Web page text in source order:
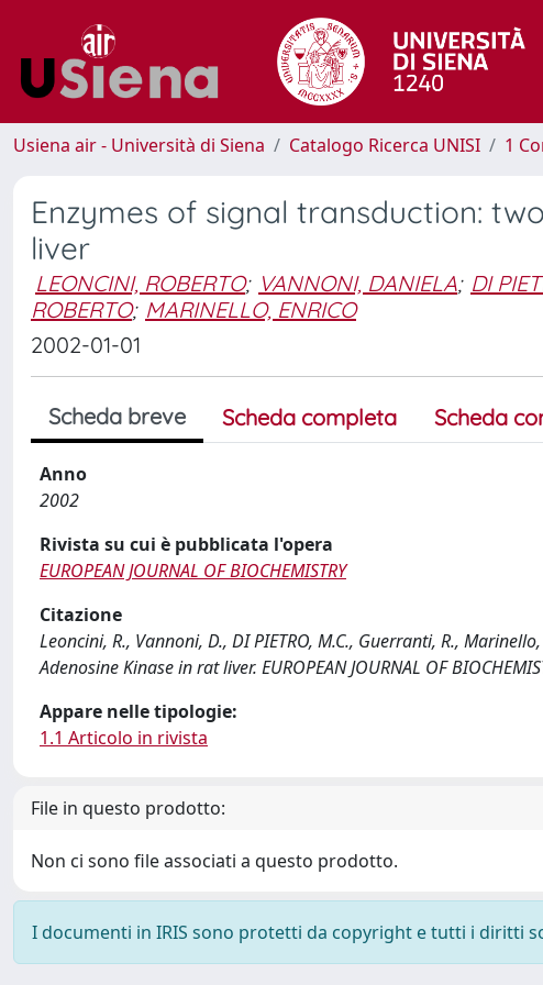
Usiena air - Università di Siena Catalogo Ricerca UNISI 1
Enzymes of signal transduction:
liver
LEONCINI, ROBERTO; VANNONI, DANIELA; DI
ROBERTO; MARINELLO, ENRICO
2002-01-01
Scheda breve Scheda completa Scheda
Anno
2002
Rivista su cui è pubblicata l'opera
EUROPEAN JOURNAL OF BIOCHEMISTRY
Citazione
Leoncini, R., Vannoni, D., DI PIETRO, M.C., Guerranti, R.,
Adenosine Kinase in rat liver. EUROPEAN JOURNAL OF
Appare nelle tipologie:
1.1 Articolo in rivista
File in questo prodotto:
Non ci sono file associati a questo prodotto.
I documenti in IRIS sono protetti da copyright e tutti i diritti